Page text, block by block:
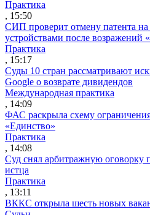
Практика
, 15:50
СИП проверит отмену патента на
устройствами после возражений
Практика
, 15:17
Суды 10 стран рассматривают
Google о возврате дивидендов
Международная практика
, 14:09
ФАС раскрыла схему
«Единство»
Практика
, 14:08
Суд снял арбитражную оговорку
истца
Практика
, 13:11
ВККС открыла шесть новых